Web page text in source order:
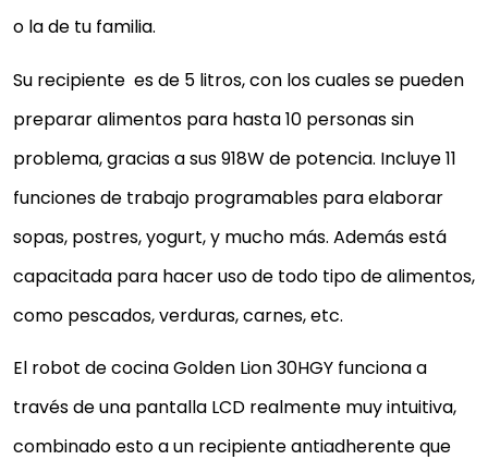
o la de tu familia.
Su recipiente es de 5 litros, con los cuales se pueden
preparar alimentos para hasta 10 personas sin
problema, gracias a sus 918W de potencia. Incluye 11
funciones de trabajo programables para elaborar
sopas, postres, yogurt, y mucho más. Además está
capacitada para hacer uso de todo tipo de alimentos,
como pescados, verduras, carnes, etc.
El robot de cocina Golden Lion 30HGY funciona a
través de una pantalla LCD realmente muy intuitiva,
combinado esto a un recipiente antiadherente que